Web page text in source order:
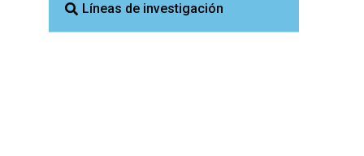
Líneas de investigación